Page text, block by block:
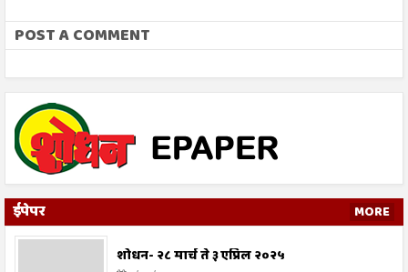
POST A COMMENT
ईपेपर MORE
शोधन- २८ मार्च ते ३ एप्रिल २०२५